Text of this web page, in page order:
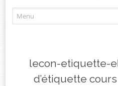
to
lecon-etiquette-
d’étiquette